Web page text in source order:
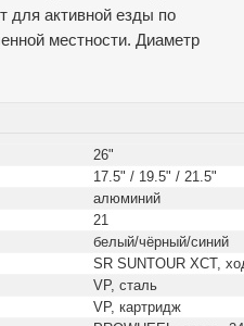
для активной езды по
местности. Диаметр
26"
17.5" / 19.5" / 21.5"
алюминий
21
белый/чёрный/синий
SR SUNTOUR XCT,
VP, сталь
VP, картридж